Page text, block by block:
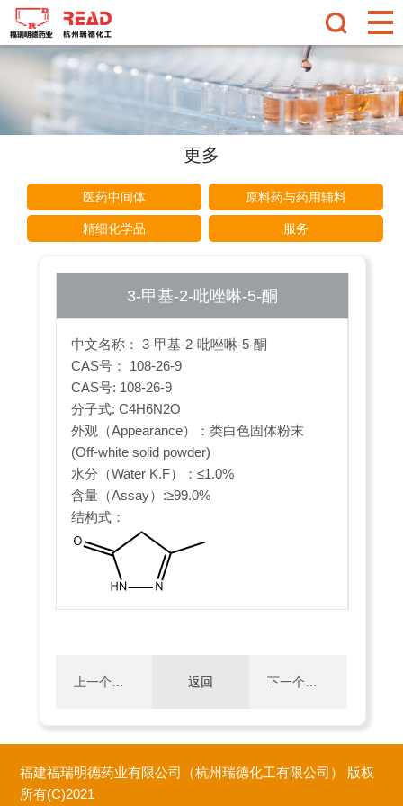
更多
医药中间体 原料药与药用辅料
精细化学品 服务
3-甲基-2-吡唑啉-5-酮
中文名称： 3-甲基-2-吡唑啉-5-酮
CAS号： 108-26-9
CAS号: 108-26-9
分子式: C4H6N2O
外观（Appearance）：类白色固体粉末
(Off-white solid powder)
水分（Water K.F）：≤1.0%
含量（Assay）:≥99.0%
结构式：
上一个：
哌嗪
返回 下一个：
福建福瑞明德药业有限公司（杭州瑞德化工有限公司） 版权
所有(C)2021